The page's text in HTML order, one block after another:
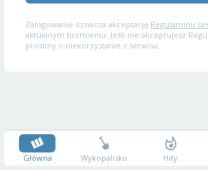
Zalogowanie oznacza akceptację Regulaminu
aktualnym brzmieniu. Jeśli nie akceptujesz
prosimy o niekorzystanie z serwisu.
Główna Wykopalisko Hity